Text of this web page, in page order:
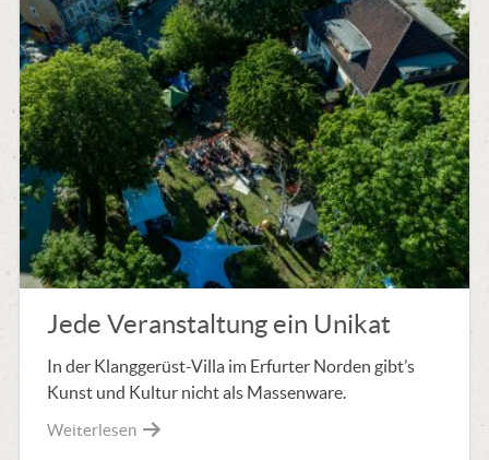
Jede Veranstaltung ein Unikat
In der Klanggerüst-Villa im Erfurter Norden gibt’s
Kunst und Kultur nicht als Massenware.
Weiterlesen